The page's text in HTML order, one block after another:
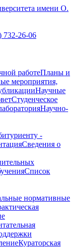
имени О.
732-26-06
работеПланы и
мероприятия,
Научные
Студенческое
Научно-
-
Сведения о
Cписок
нормативные
Кураторская